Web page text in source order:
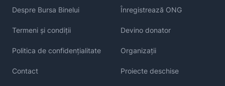
Despre Bursa Binelui
Termeni și condiții
Politica de confidențialitate
Contact
Înregistrează ONG
Devino donator
Organizații
Proiecte deschise